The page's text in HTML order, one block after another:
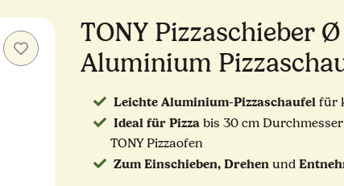
TONY Pizzaschieber
Aluminium
Leichte Aluminium-Pizzaschaufelfür
Ideal für Pizzabis 30 cm
TONY Pizzaofen
Zum Einschieben, Drehenund